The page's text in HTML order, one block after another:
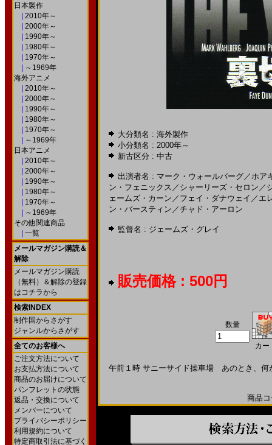
日本製作
2010年～
2000年～
1990年～
1980年～
1970年～
～1969年
海外アニメ
2010年～
2000年～
1990年～
1980年～
1970年～
～1969年
日本アニメ
2010年～
2000年～
1990年～
1980年～
1970年～
～1969年
その他関連商品
一覧
メールマガジン購読＆
解除
メールマガジン購読
（無料）＆解除の登録
はコチラから
検索INDEX
制作国からさがす
ジャンルからさがす
全てのお客様へ
ご注文方法について
お支払方法について
商品のお届けについて
パンフレットの状態
返品・交換について
メンバーについて
プライバシーポリシー
利用規約について
特定商取引法に基づく
大分類名 : 海外製作
小分類名 : 2000年～
新古区分 : 中古
出演者名 : マーク・ウォールバーグ／ホア
ン・フェニックス ／ シャーリーズ・セロン ／
ェームズ・カーン ／ フェイ・ダナウェイ ／ エ
ン・バースティン ／チャド・アーロン
監督名 : ジェームズ・グレイ
販売価格 : 500円
数量
カー
午前１時 サニーサイド操車場 あのとき、
商品